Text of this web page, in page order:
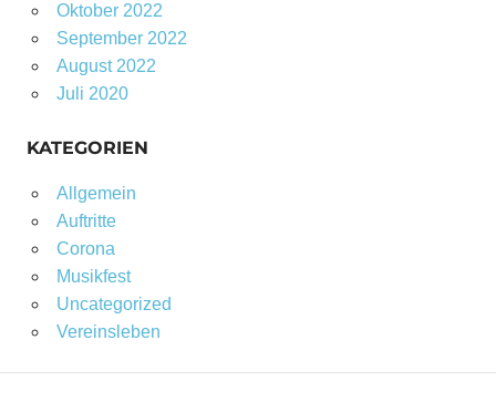
Oktober 2022
September 2022
August 2022
Juli 2020
KATEGORIEN
Allgemein
Auftritte
Corona
Musikfest
Uncategorized
Vereinsleben